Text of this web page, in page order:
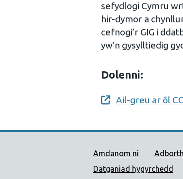
sefydlogi Cymru
hir-dymor a
cefnogi’r GIG i
yw’n gysylltiedig
Dolenni:
Opens a new
Ail-greu ar ôl
Dolenni Cymorth
Amdanom ni
Datganiad hygyrchedd